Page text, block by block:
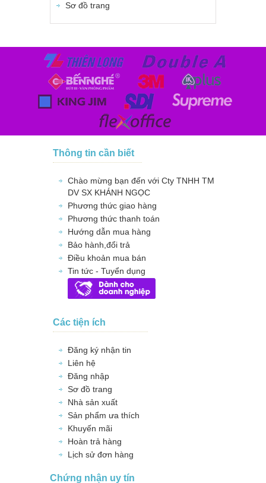
Sơ đồ trang
Thông tin cần biết
Chào mừng bạn đến với Cty TNHH TM
DV SX KHÁNH NGỌC
Phương thức giao hàng
Phương thức thanh toán
Hướng dẫn mua hàng
Bảo hành,đổi trả
Điều khoản mua bán
Tin tức - Tuyển dụng
Các tiện ích
Đăng ký nhận tin
Liên hệ
Đăng nhập
Sơ đồ trang
Nhà sản xuất
Sản phẩm ưa thích
Khuyến mãi
Hoàn trả hàng
Lịch sử đơn hàng
Chứng nhận uy tín